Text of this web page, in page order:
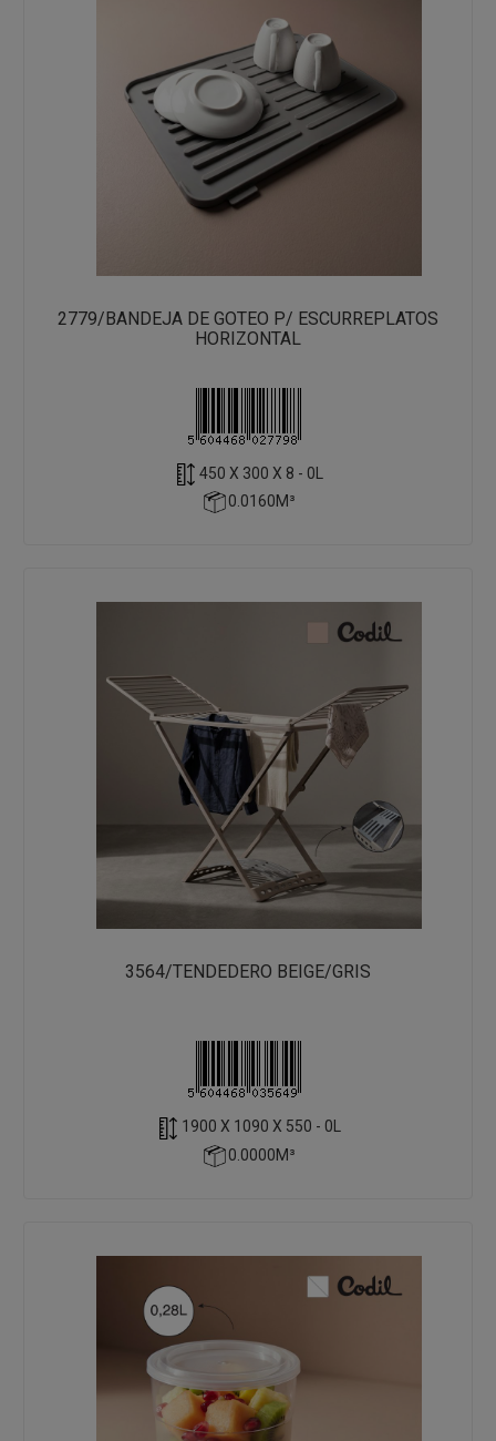
2779/BANDEJA DE GOTEO P/ ESCURREPLATOS
HORIZONTAL
450 X 300 X 8 - 0L
0.0160M³
3564/TENDEDERO BEIGE/GRIS
1900 X 1090 X 550 - 0L
0.0000M³